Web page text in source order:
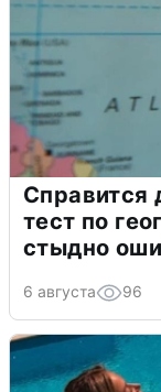
Справится
тест по
стыдно
6 августа 96